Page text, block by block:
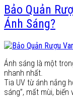
Bảo Quản
Ánh Sáng?
Ánh sáng là một
nhanh nhất.
Tia UV từ ánh nắng
sáng”, mất mùi, biến